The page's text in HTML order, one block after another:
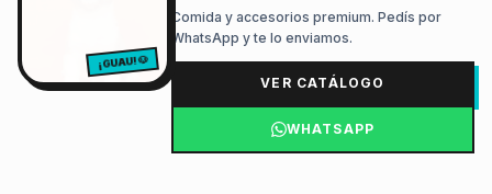
¡GUAU! 🐶
Comida y accesorios premium. Pedís por
WhatsApp y te lo enviamos.
VER CATÁLOGO
WHATSAPP